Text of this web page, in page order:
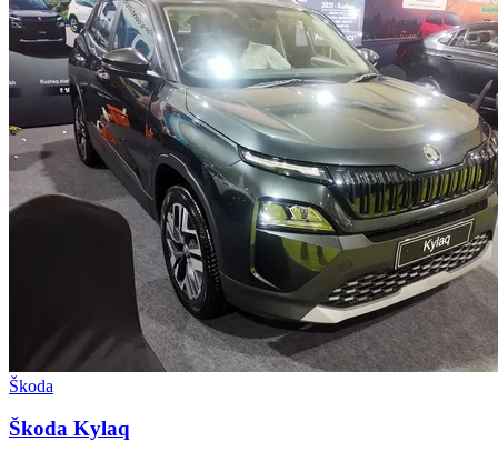
Škoda
Škoda Kylaq